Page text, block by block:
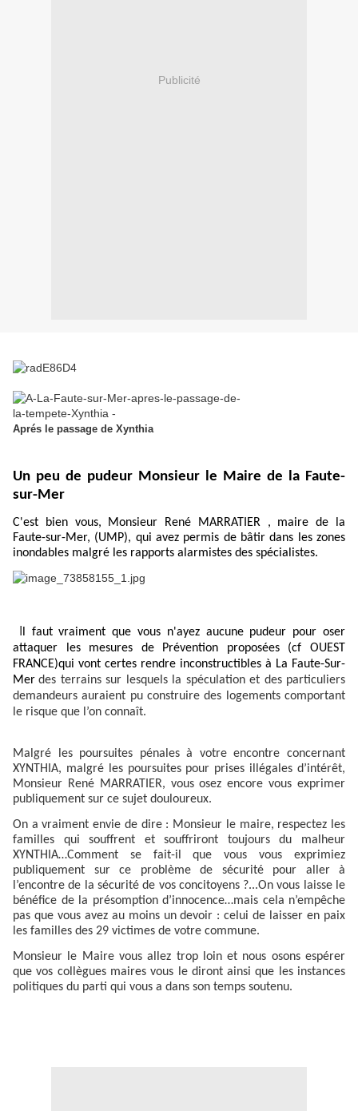
Publicité
Aprés le passage de Xynthia
Un peu de pudeur Monsieur le Maire de la Faute-
sur-Mer
C'est bien vous, Monsieur René MARRATIER , maire de la
Faute-sur-Mer, (UMP), qui avez permis de bâtir dans les zones
inondables malgré les rapports alarmistes des spécialistes.
l faut vraiment que vous n'ayez aucune pudeur pour oser
attaquer les mesures de Prévention proposées (cf OUEST
FRANCE)qui vont certes rendre inconstructibles à La Faute-Sur-
Mer des terrains sur lesquels la spéculation et des particuliers
demandeurs auraient pu construire des logements comportant
le risque que l’on connaît.
Malgré les poursuites pénales à votre encontre concernant
XYNTHIA, malgré les poursuites pour prises illégales d’intérêt,
Monsieur René MARRATIER, vous osez encore vous exprimer
publiquement sur ce sujet douloureux.
On a vraiment envie de dire : Monsieur le maire, respectez les
familles qui souffrent et souffriront toujours du malheur
XYNTHIA…Comment se fait-il que vous vous exprimiez
publiquement sur ce problème de sécurité pour aller à
l’encontre de la sécurité de vos concitoyens ?...On vous laisse le
bénéfice de la présomption d’innocence…mais cela n’empêche
pas que vous avez au moins un devoir : celui de laisser en paix
les familles des 29 victimes de votre commune.
Monsieur le Maire vous allez trop loin et nous osons espérer
que vos collègues maires vous le diront ainsi que les instances
politiques du parti qui vous a dans son temps soutenu.